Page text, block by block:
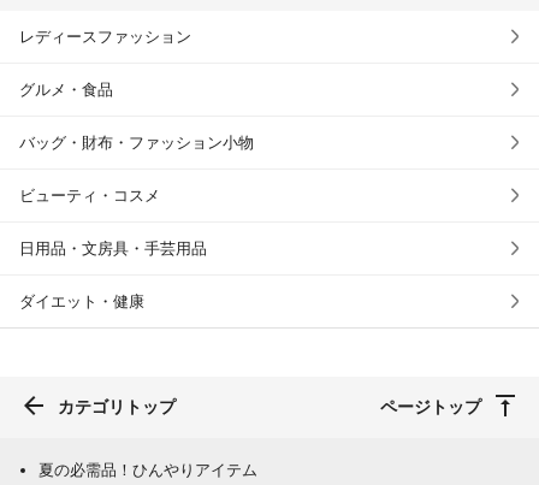
レディースファッション
グルメ・食品
バッグ・財布・ファッション小物
ビューティ・コスメ
日用品・文房具・手芸用品
ダイエット・健康
カテゴリトップ ページトップ
夏の必需品！ひんやりアイテム